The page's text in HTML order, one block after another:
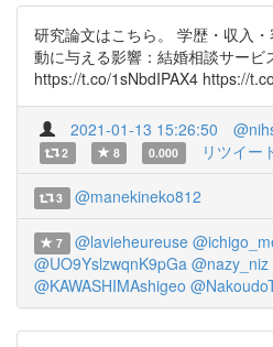
研究論文はこちら。 学歴・収入
動に与える影響：結婚相談サービ
https://t.co/1sNbdIPAX4 https://
2021-01-13 15:26:50
2 8 0.000 リツイー
3 @manekineko812
7 @lavieheureuse
@UO9YslzwqnK9pGa @nazy_niz
@KAWASHIMAshigeo